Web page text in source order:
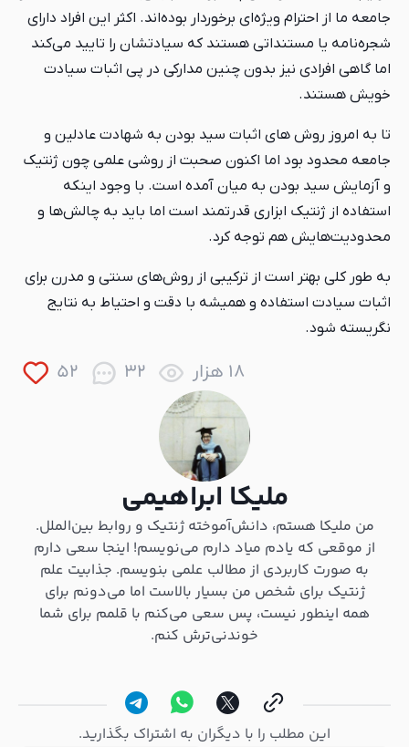
جامعه ما از احترام ویژه‌ای برخوردار بوده‌اند. اکثر این افراد دارای
شجره‌نامه یا مستنداتی هستند که سیادتشان را تایید می‌کند
اما گاهی افرادی نیز بدون چنین مدارکی در پی اثبات سیادت
خویش هستند.
تا به امروز روش های اثبات سید بودن به شهادت عادلین و
جامعه محدود بود اما اکنون صحبت از روشی علمی چون ژنتیک
و آزمایش سید بودن به میان آمده است. با وجود اینکه
استفاده از ژنتیک ابزاری قدرتمند است اما باید به چالش‌ها و
محدودیت‌هایش هم توجه کرد.
به طور کلی بهتر است از ترکیبی از روش‌های سنتی و مدرن برای
اثبات سیادت استفاده و همیشه با دقت و احتیاط به نتایج
نگریسته شود.
52 32 18 هزار
ملیکا ابراهیمی
من ملیکا هستم، دانش‌آموخته ژنتیک و روابط بین‌الملل.
از موقعی که یادم میاد دارم می‌نویسم! اینجا سعی دارم
به صورت کاربردی از مطالب علمی بنویسم. جذابیت علم
ژنتیک برای شخص من بسیار بالاست اما می‌دونم برای
همه اینطور نیست، پس سعی می‌کنم با قلمم برای شما
خوندنی‌ترش کنم.
این مطلب را با دیگران به اشتراک بگذارید.